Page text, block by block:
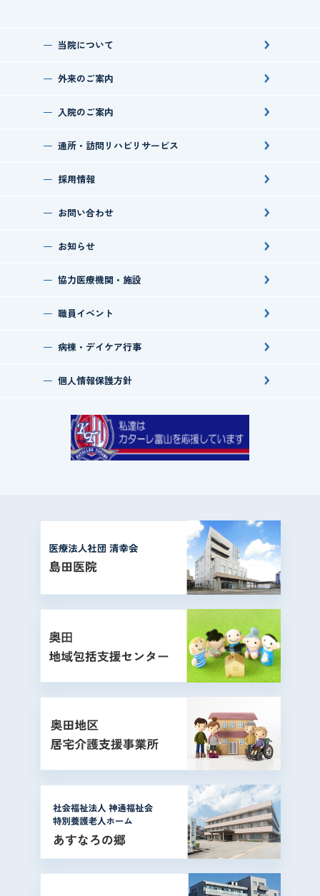
当院について
外来のご案内
入院のご案内
通所・訪問 リハビリサービス
採用情報
お問い合わせ
お知らせ
協力医療機関・施設
職員イベント
病棟・デイケア行事
個人情報保護方針